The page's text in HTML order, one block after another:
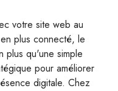
votre site web au
plus connecté, le
plus qu'une simple
pour améliorer
digitale. Chez